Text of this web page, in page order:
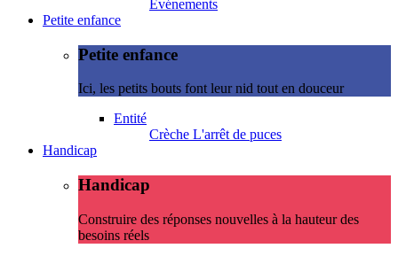
Evénements
Petite enfance
Petite enfance
Ici, les petits bouts font leur nid tout en douceur
Entité
Crèche L'arrêt de puces
Handicap
Handicap
Construire des réponses nouvelles à la hauteur des
besoins réels